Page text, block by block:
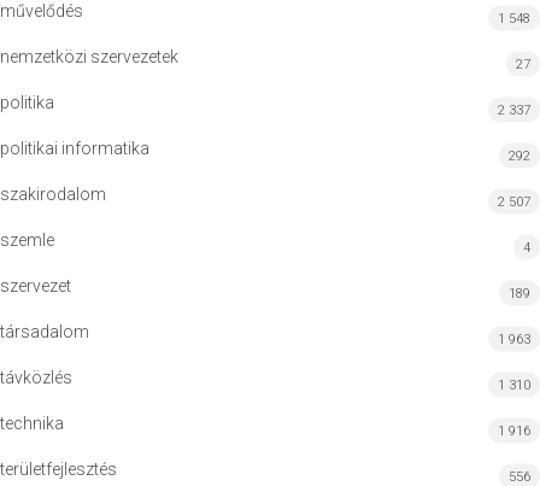
művelődés 1 548
nemzetközi szervezetek 27
politika 2 337
politikai informatika 292
szakirodalom 2 507
szemle 4
szervezet 189
társadalom 1 963
távközlés 1 310
technika 1 916
területfejlesztés 556